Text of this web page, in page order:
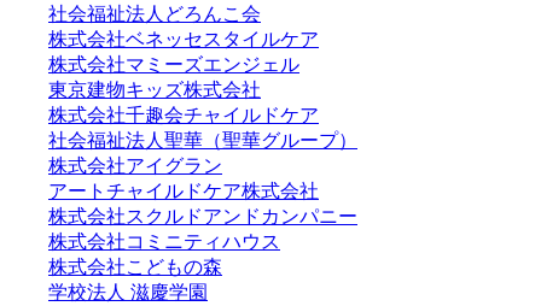
社会福祉法人どろんこ会
株式会社ベネッセスタイルケア
株式会社マミーズエンジェル
東京建物キッズ株式会社
株式会社千趣会チャイルドケア
社会福祉法人聖華（聖華グループ）
株式会社アイグラン
アートチャイルドケア株式会社
株式会社スクルドアンドカンパニー
株式会社コミニティハウス
株式会社こどもの森
学校法人 滋慶学園